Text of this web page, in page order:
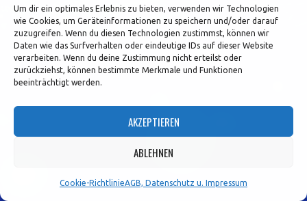
Um dir ein optimales Erlebnis zu bieten, verwenden wir Technologien
wie Cookies, um Geräteinformationen zu speichern und/oder darauf
zuzugreifen. Wenn du diesen Technologien zustimmst, können wir
Daten wie das Surfverhalten oder eindeutige IDs auf dieser Website
verarbeiten. Wenn du deine Zustimmung nicht erteilst oder
zurückziehst, können bestimmte Merkmale und Funktionen
beeinträchtigt werden.
AKZEPTIEREN
ABLEHNEN
Cookie-RichtlinieAGB, Datenschutz u. Impressum
Softwareentwicklung